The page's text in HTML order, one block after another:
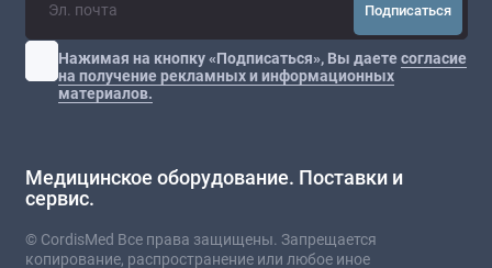
Подписаться
Нажимая на кнопку «Подписаться», Вы даетесогласие
на получение рекламных и информационных
материалов.
Медицинское оборудование. Поставки и
сервис.
© CordisMed Все права защищены. Запрещается
копирование, распространение или любое иное